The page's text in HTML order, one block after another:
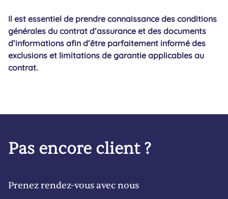
Il est essentiel de prendre connaissance des conditions
générales du contrat d’assurance et des documents
d’informations afin d’être parfaitement informé des
exclusions et limitations de garantie applicables au
contrat.
Pas encore client ?
Prenez rendez-vous avec nous